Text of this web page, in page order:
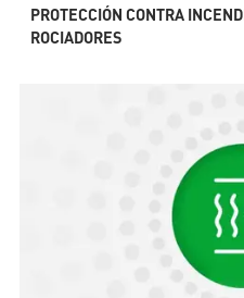
PROTECCIÓN CONTRA
ROCIADORES